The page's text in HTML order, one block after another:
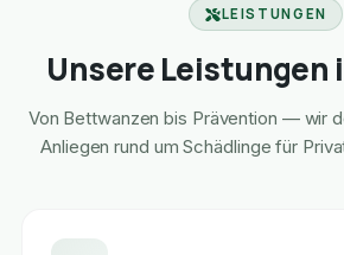
LEISTUNGEN
Unsere Leistungen
Von Bettwanzen bis Prävention — wir
Anliegen rund um Schädlinge für